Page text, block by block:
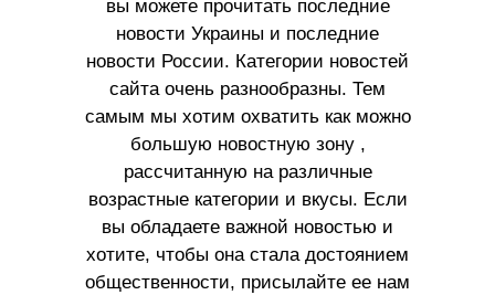
вы можете прочитать последние
новости Украины и последние
новости России. Категории новостей
сайта очень разнообразны. Тем
самым мы хотим охватить как можно
большую новостную зону ,
рассчитанную на различные
возрастные категории и вкусы. Если
вы обладаете важной новостью и
хотите, чтобы она стала достоянием
общественности, присылайте ее нам